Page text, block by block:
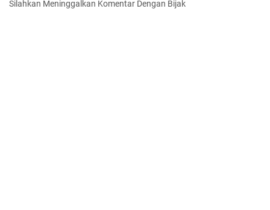
Silahkan Meninggalkan Komentar Dengan Bijak